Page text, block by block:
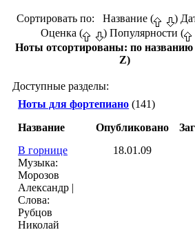
Сортировать по: Название ( )
Оценка (
) Популярности (
Ноты отсортированы: по названию
Z)
Доступные разделы:
Ноты для фортепиано (141)
Название
Опубликовано
В горнице
Музыка:
Морозов
Александр |
Слова:
Рубцов
Николай
18.01.09